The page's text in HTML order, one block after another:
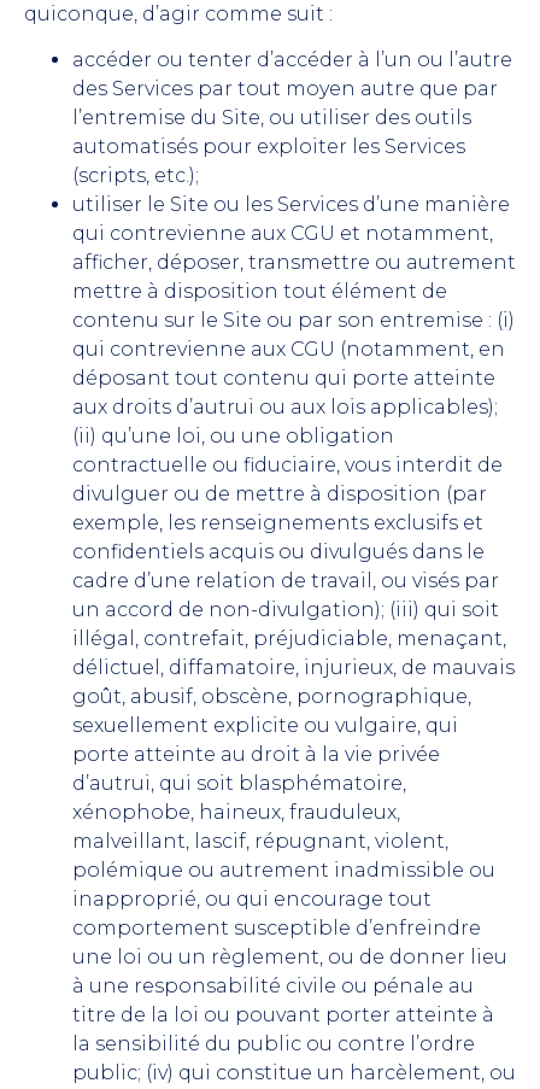
quiconque, d’agir comme suit :
accéder ou tenter d’accéder à l’un ou l’autre
des Services par tout moyen autre que par
l’entremise du Site, ou utiliser des outils
automatisés pour exploiter les Services
(scripts, etc.);
utiliser le Site ou les Services d’une manière
qui contrevienne aux CGU et notamment,
afficher, déposer, transmettre ou autrement
mettre à disposition tout élément de
contenu sur le Site ou par son entremise : (i)
qui contrevienne aux CGU (notamment, en
déposant tout contenu qui porte atteinte
aux droits d’autrui ou aux lois applicables);
(ii) qu’une loi, ou une obligation
contractuelle ou fiduciaire, vous interdit de
divulguer ou de mettre à disposition (par
exemple, les renseignements exclusifs et
confidentiels acquis ou divulgués dans le
cadre d’une relation de travail, ou visés par
un accord de non-divulgation); (iii) qui soit
illégal, contrefait, préjudiciable, menaçant,
délictuel, diffamatoire, injurieux, de mauvais
goût, abusif, obscène, pornographique,
sexuellement explicite ou vulgaire, qui
porte atteinte au droit à la vie privée
d’autrui, qui soit blasphématoire,
xénophobe, haineux, frauduleux,
malveillant, lascif, répugnant, violent,
polémique ou autrement inadmissible ou
inapproprié, ou qui encourage tout
comportement susceptible d’enfreindre
une loi ou un règlement, ou de donner lieu
à une responsabilité civile ou pénale au
titre de la loi ou pouvant porter atteinte à
la sensibilité du public ou contre l’ordre
public; (iv) qui constitue un harcèlement, ou